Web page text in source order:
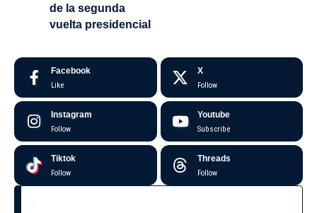
de la segunda
vuelta presidencial
Facebook
Like
X
Follow
Instagram
Follow
Youtube
Subscribe
Tiktok
Follow
Threads
Follow